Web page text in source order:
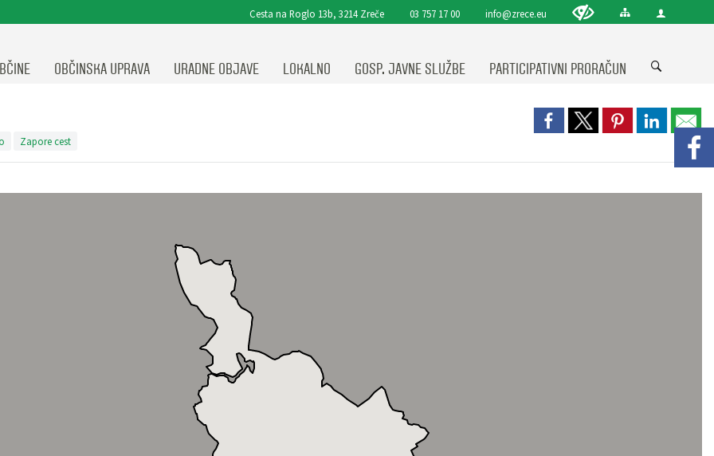
Cesta na Roglo 13b, 3214 Zreče 03 757 17 00 info@zrece.eu
OBČINSKA UPRAVA URADNE OBJAVE LOKALNO GOSP. JAVNE SLUŽBE PARTICIPATIVNI PRORAČUN
Zapore cest